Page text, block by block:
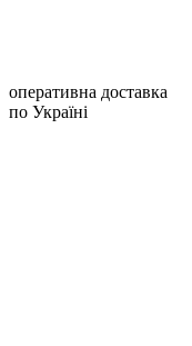
оперативна доставка
по Україні